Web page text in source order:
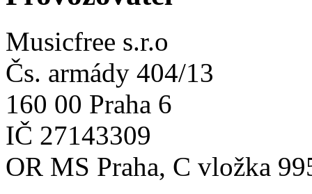
Musicfree s.r.o
Čs. armády 404/13
160 00 Praha 6
IČ 27143309
OR MS Praha, C vložka